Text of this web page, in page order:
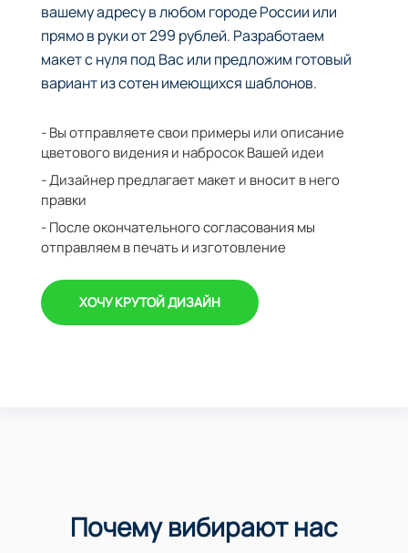
вашему адресу в любом городе России или
прямо в руки от 299 рублей. Разработаем
макет с нуля под Вас или предложим готовый
вариант из сотен имеющихся шаблонов.
- Вы отправляете свои примеры или описание
цветового видения и набросок Вашей идеи
- Дизайнер предлагает макет и вносит в него
правки
- После окончательного согласования мы
отправляем в печать и изготовление
ХОЧУ КРУТОЙ ДИЗАЙН
Почему вибирают нас